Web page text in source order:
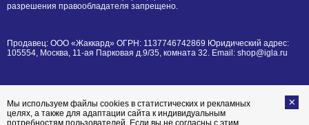
разрешения правообладателя запрещено.
Продавец: ООО «Жаккард» ОГРН: 1137746742869 Юридический адрес:
105554, Москва, 11-ая Парковая д.9/35, комната 32. Email: shop@igla.ru
Мы используем файлы cookies в статистических и рекламных
целях, а также для адаптации сайта к индивидуальным
потребностям пользователей. Если вы не согласны с этим,